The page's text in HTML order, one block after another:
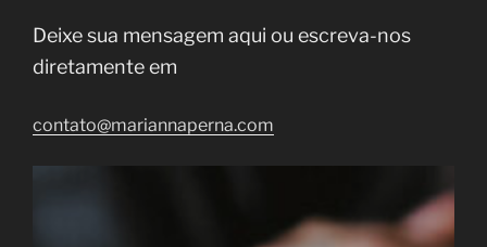
Deixe sua mensagem aqui ou escreva-nos
diretamente em
contato@mariannaperna.com